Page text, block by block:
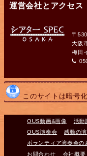
運営会社とアクセス
〒
大阪
梅田
このサイトは暗号
OUS動画&画像
活動
OUS演奏会
感動の
ボランティア演奏会の
お問合わせ
会社概要